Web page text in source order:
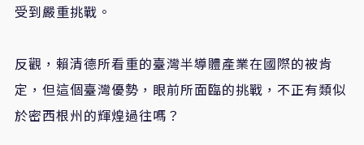
受到嚴重挑戰。
反觀，賴清德所看重的臺灣半導體產業在國際的被肯
定，但這個臺灣優勢，眼前所面臨的挑戰，不正有類似
於密西根州的輝煌過往嗎？